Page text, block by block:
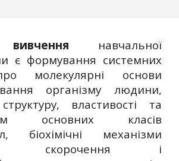
навчальної
є формування системних
молекулярні основи
організму людини,
властивості та
основних класів
біохімічні механізми
скорочення і